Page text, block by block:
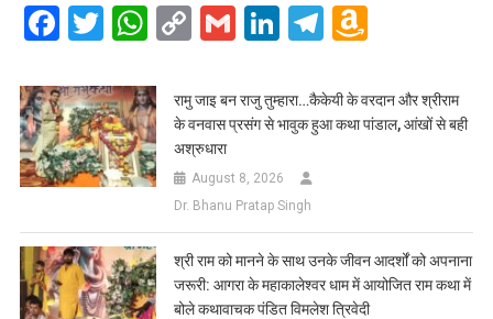
Facebook
Twitter
WhatsApp
CopyGmailLinkedIn
Telegram
List
रामु जाइ बन राजु तुम्हारा…कैकेयी के वरदान और श्रीराम
के वनवास प्रसंग से भावुक हुआ कथा पांडाल, आंखों से बही
अश्रुधारा
August 8, 2026
Dr. Bhanu Pratap Singh
​श्री राम को मानने के साथ उनके जीवन आदर्शों को अपनाना
जरूरी: आगरा के महाकालेश्वर धाम में आयोजित राम कथा में
बोले कथावाचक पंडित विमलेश त्रिवेदी